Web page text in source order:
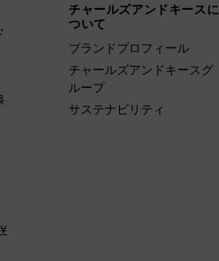
チャールズアンドキースに
ついて
ブランドプロフィール
チャールズアンドキースグ
ループ
サステナビリティ